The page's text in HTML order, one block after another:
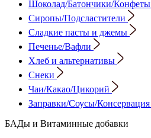
Шоколад/Батончики/Конфеты
Сиропы/Подсластители
Сладкие пасты и джемы
Печенье/Вафли
Хлеб и альтернативы
Снеки
Чаи/Какао/Цикорий
Заправки/Соусы/Консервация
БАДы и Витаминные добавки